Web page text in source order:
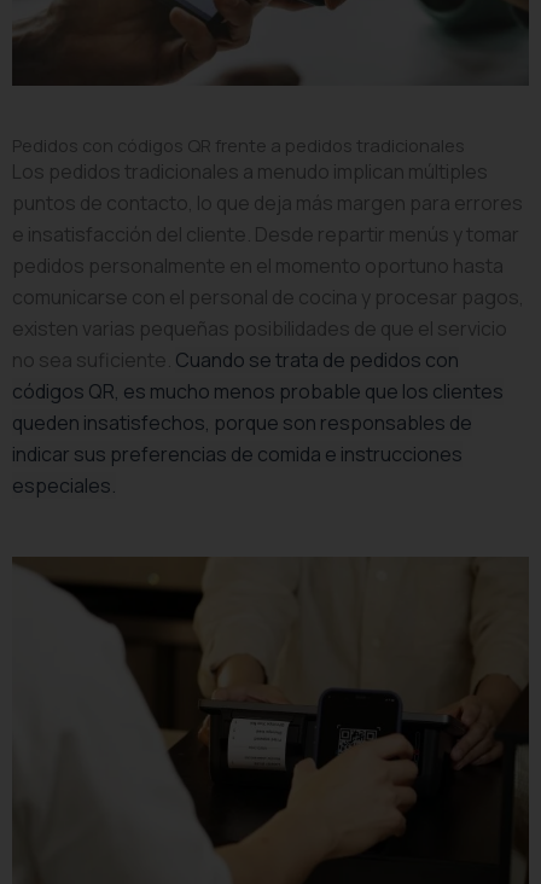
Pedidos con códigos QR frente a pedidos tradicionales
Los pedidos tradicionales a menudo implican múltiples
puntos de contacto, lo que deja más margen para errores
e insatisfacción del cliente. Desde repartir menús y tomar
pedidos personalmente en el momento oportuno hasta
comunicarse con el personal de cocina y procesar pagos,
existen varias pequeñas posibilidades de que el servicio
no sea suficiente. Cuando se trata de pedidos con
códigos QR, es mucho menos probable que los clientes
queden insatisfechos, porque son responsables de
indicar sus preferencias de comida e instrucciones
especiales.